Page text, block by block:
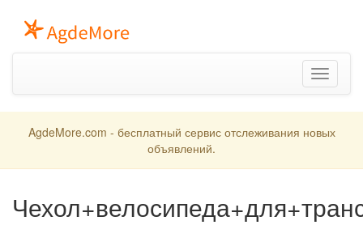
Toggle
navigation
AgdeMore.com - бесплатный сервис отслеживания новых
объявлений.